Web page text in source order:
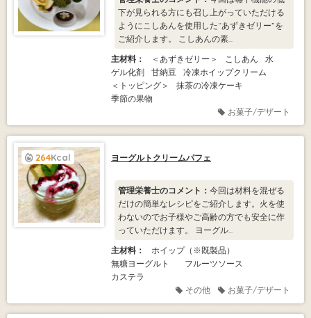
下が見られる方にも召し上がっていただける
ようにこしあんを使用した“あずきゼリー”を
ご紹介します。 こしあんの素...
主材料：
＜あずきゼリー＞ こしあん
水
ゲル化剤
甘納豆
冷凍ホイップクリーム
＜トッピング＞
抹茶の冷凍ケーキ
季節の果物
お菓子/デザート
264Kcal ヨーグルトクリームパフェ
管理栄養士のコメント： 今回は材料を混ぜる
だけの簡単なレシピをご紹介します。火を使
わないのでお子様やご高齢の方でも安全に作
っていただけます。 ヨーグル...
主材料：
ホイップ（※既製品）
無糖ヨーグルト
フルーツソース
カステラ
その他
お菓子/デザート